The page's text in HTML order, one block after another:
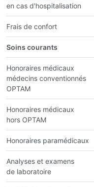
en cas d'hospitalisation
Frais de confort
Soins courants
Honoraires médicaux
médecins conventionnés
OPTAM
Honoraires médicaux
hors OPTAM
Honoraires paramédicaux
Analyses et examens
de laboratoire